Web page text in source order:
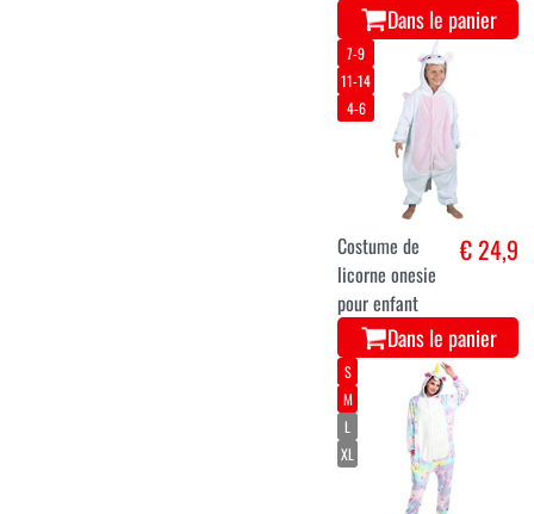
Dans le panier
7-9
11-14
4-6
Costume de
licorne onesie
pour enfant
€ 24,9
Dans le panier
S
M
L
XL